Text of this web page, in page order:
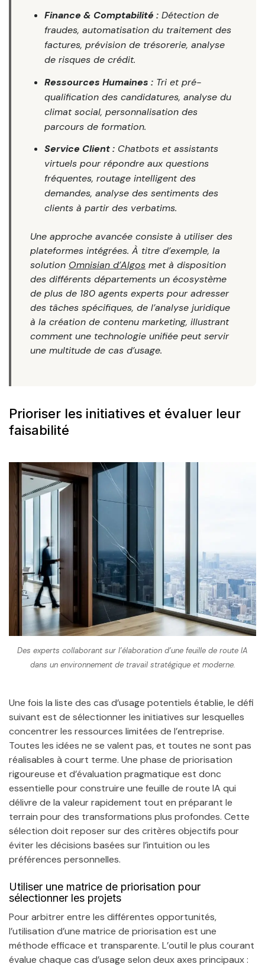
Finance & Comptabilité : Détection de
fraudes, automatisation du traitement des
factures, prévision de trésorerie, analyse
de risques de crédit.
Ressources Humaines : Tri et pré-
qualification des candidatures, analyse du
climat social, personnalisation des
parcours de formation.
Service Client : Chatbots et assistants
virtuels pour répondre aux questions
fréquentes, routage intelligent des
demandes, analyse des sentiments des
clients à partir des verbatims.
Une approche avancée consiste à utiliser des
plateformes intégrées. À titre d’exemple, la
solution Omnisian d’Algos met à disposition
des différents départements un écosystème
de plus de 180 agents experts pour adresser
des tâches spécifiques, de l’analyse juridique
à la création de contenu marketing, illustrant
comment une technologie unifiée peut servir
une multitude de cas d’usage.
Prioriser les initiatives et évaluer leur
faisabilité
Des experts collaborant sur l’élaboration d’une feuille de route IA
dans un environnement de travail stratégique et moderne.
Une fois la liste des cas d’usage potentiels établie, le défi
suivant est de sélectionner les initiatives sur lesquelles
concentrer les ressources limitées de l’entreprise.
Toutes les idées ne se valent pas, et toutes ne sont pas
réalisables à court terme. Une phase de priorisation
rigoureuse et d’évaluation pragmatique est donc
essentielle pour construire une feuille de route IA qui
délivre de la valeur rapidement tout en préparant le
terrain pour des transformations plus profondes. Cette
sélection doit reposer sur des critères objectifs pour
éviter les décisions basées sur l’intuition ou les
préférences personnelles.
Utiliser une matrice de priorisation pour
sélectionner les projets
Pour arbitrer entre les différentes opportunités,
l’utilisation d’une matrice de priorisation est une
méthode efficace et transparente. L’outil le plus courant
évalue chaque cas d’usage selon deux axes principaux :